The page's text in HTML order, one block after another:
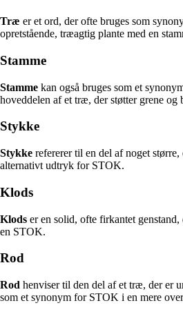
Træ er et ord, der ofte bruges som
opretstående, træagtig plante med en
Stamme
Stamme kan også bruges som et
hoveddelen af et træ, der støtter grene og
Stykke
Stykke refererer til en del af noget
alternativt udtryk for STOK.
Klods
Klods er en solid, ofte firkantet genstand,
en STOK.
Rod
Rod henviser til den del af et træ, der er
som et synonym for STOK i en mere